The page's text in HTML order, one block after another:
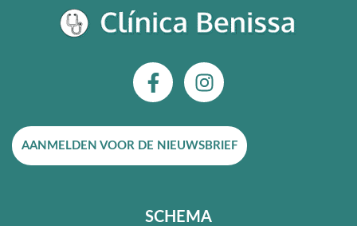
F
a
e
b
o
k
I
n
t
a
g
a
AANMELDEN VOOR DE NIEUWSBRIEF
SCHEMA